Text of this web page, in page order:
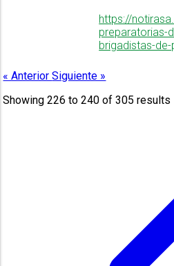
https://
preparatorias-
brigadistas-
« AnteriorSiguiente »
Showing226 to240 of305 results